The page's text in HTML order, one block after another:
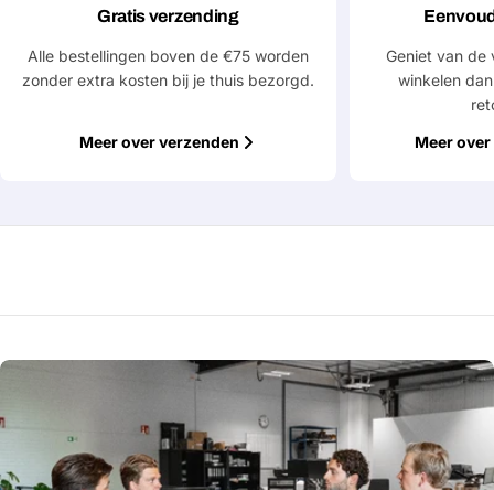
Gratis verzending
Alle bestellingen boven de €75 worden
zonder extra kosten bij je thuis bezorgd.
Meer over verzenden
Geniet van de
winkelen
Meer